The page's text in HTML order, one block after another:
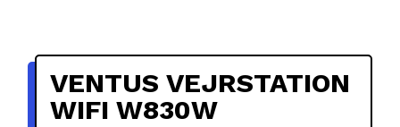
VENTUS VEJRSTATION
WIFI W830W